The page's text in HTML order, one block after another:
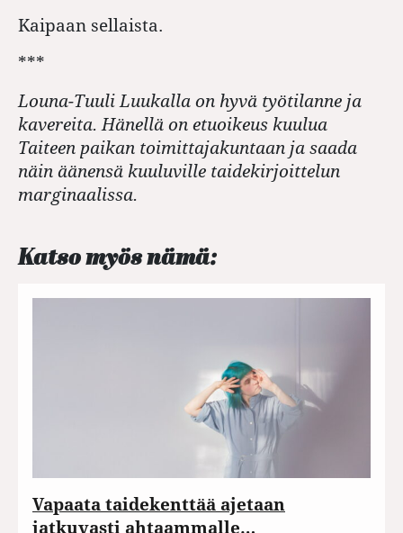
Kaipaan sellaista.
***
Louna-Tuuli Luukalla on hyvä työtilanne ja
kavereita. Hänellä on etuoikeus kuulua
Taiteen paikan toimittajakuntaan ja saada
näin äänensä kuuluville taidekirjoittelun
marginaalissa.
Katso myös nämä:
Vapaata taidekenttää ajetaan
jatkuvasti ahtaammalle…